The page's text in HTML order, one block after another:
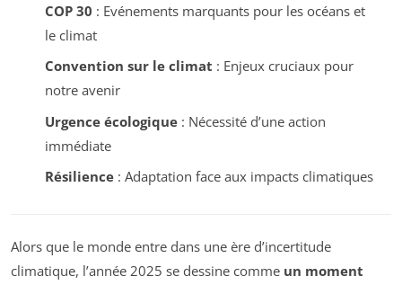
COP 30 : Evénements marquants pour les océans et
le climat
Convention sur le climat : Enjeux cruciaux pour
notre avenir
Urgence écologique: Nécessité d’une action
immédiate
Résilience: Adaptation face aux impacts climatiques
Alors que le monde entre dans une ère d’incertitude
climatique, l’année 2025 se dessine comme un moment